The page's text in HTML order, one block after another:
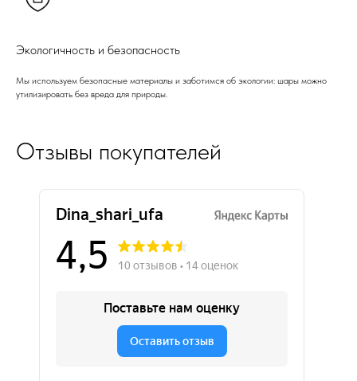
Экологичность и безопасность
Мы используем безопасные материалы и заботимся об экологии: шары можно
утилизировать без вреда для природы.
Отзывы покупателей